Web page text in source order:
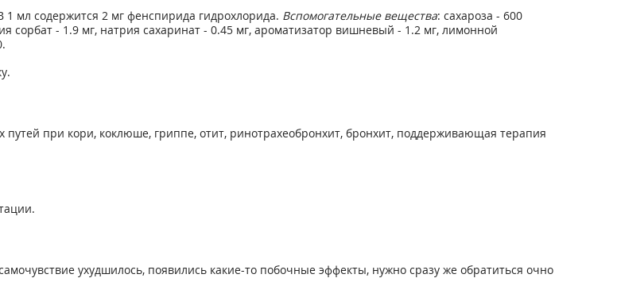
мл содержится 2 мг фенспирида гидрохлорида. Вспомогательные вещества: сахароза - 600
сорбат - 1.9 мг, натрия сахаринат - 0.45 мг, ароматизатор вишневый - 1.2 мг, лимонной
при кори, коклюше, гриппе, отит, ринотрахеобронхит, бронхит, поддерживающая терапия
ухудшилось, появились какие-то побочные эффекты, нужно сразу же обратиться очно